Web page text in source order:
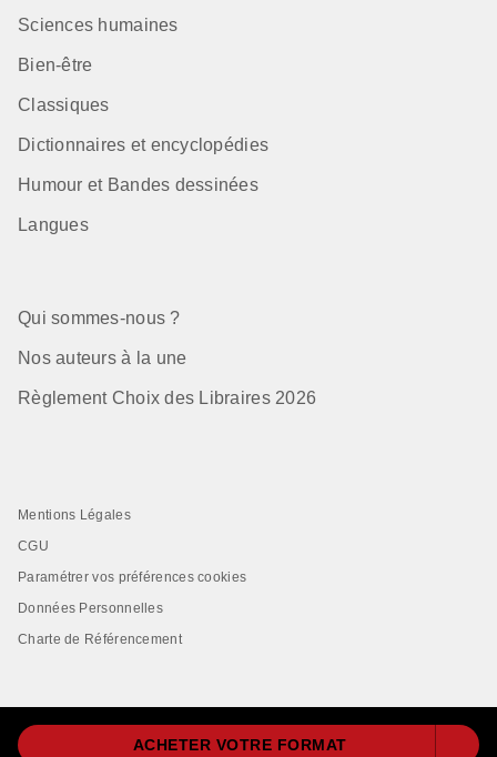
ACHETER VOTRE FORMAT
Sciences humaines
Bien-être
Classiques
Dictionnaires et encyclopédies
Humour et Bandes dessinées
Langues
Qui sommes-nous ?
Nos auteurs à la une
Règlement Choix des Libraires 2026
Mentions Légales
CGU
Paramétrer vos préférences cookies
Données Personnelles
Charte de Référencement